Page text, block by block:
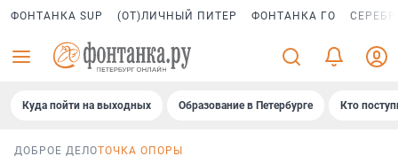
ФОНТАНКА SUP (ОТ)ЛИЧНЫЙ ПИТЕР ФОНТАНКА ГО
Куда пойти на выходных Образование в Петербурге Кто
ДОБРОЕ ДЕЛОТОЧКА ОПОРЫ